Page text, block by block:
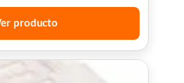
producto